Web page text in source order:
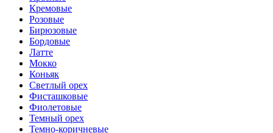
Кремовые
Розовые
Бирюзовые
Бордовые
Латте
Мокко
Коньяк
Светлый орех
Фисташковые
Фиолетовые
Темный орех
Темно-коричневые